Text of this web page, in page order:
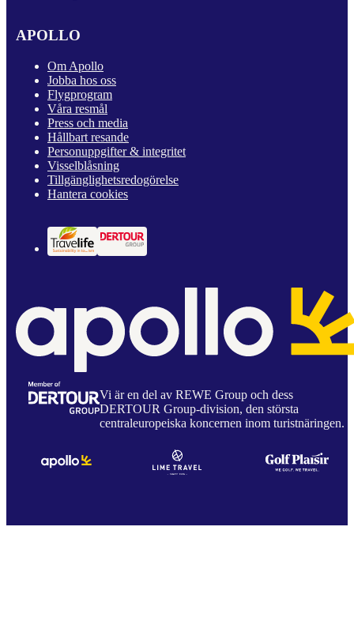
APOLLO
Om Apollo
Jobba hos oss
Flygprogram
Våra resmål
Press och media
Hållbart resande
Personuppgifter & integritet
Visselblåsning
Tillgänglighetsredogörelse
Hantera cookies
Vi är en del av REWE Group och dess
DERTOUR Group-division, den största
centraleuropeiska koncernen inom turistnäringen.